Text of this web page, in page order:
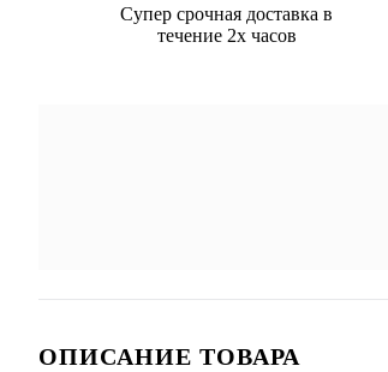
Супер срочная доставка в
течение 2х часов
ОПИСАНИЕ ТОВАРА